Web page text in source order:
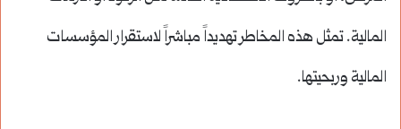
المالية. تمثل هذه المخاطر تهديداً مباشراً لاستقرار المؤسسات
المالية وربحيتها.